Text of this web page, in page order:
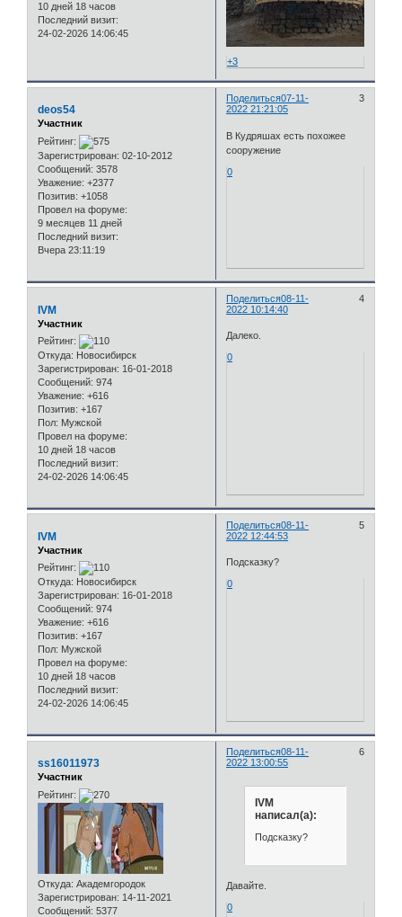
10 дней 18 часов
Последний визит:
24-02-2026 14:06:45
+3
Поделиться 3
07-11-
2022 21:21:05
deos54
Участник
Рейтинг:
Зарегистрирован: 02-10-2012
Сообщений: 3578
Уважение: +2377
Позитив: +1058
Провел на форуме:
9 месяцев 11 дней
Последний визит:
Вчера 23:11:19
В Кудряшах есть похожее
сооружение
0
Поделиться 4
08-11-
2022 10:14:40
IVM
Участник
Рейтинг:
Откуда: Новосибирск
Зарегистрирован: 16-01-2018
Сообщений: 974
Уважение: +616
Позитив: +167
Пол: Мужской
Провел на форуме:
10 дней 18 часов
Последний визит:
24-02-2026 14:06:45
Далеко.
0
Поделиться 5
08-11-
2022 12:44:53
IVM
Участник
Рейтинг:
Откуда: Новосибирск
Зарегистрирован: 16-01-2018
Сообщений: 974
Уважение: +616
Позитив: +167
Пол: Мужской
Провел на форуме:
10 дней 18 часов
Последний визит:
24-02-2026 14:06:45
Подсказку?
0
Поделиться 6
08-11-
2022 13:00:55
ss16011973
Участник
Рейтинг:
Откуда: Академгородок
Зарегистрирован: 14-11-2021
Сообщений: 5377
IVM
написал(а):
Подсказку?
Давайте.
0